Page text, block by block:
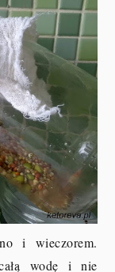
i wieczorem.
wodę i nie